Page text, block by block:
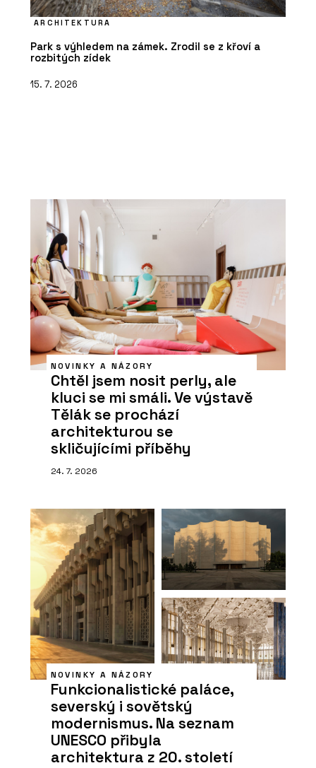
ARCHITEKTURA
Park s výhledem na zámek. Zrodil se z křoví a
rozbitých zídek
15. 7. 2026
NOVINKY A NÁZORY
Chtěl jsem nosit perly, ale
kluci se mi smáli. Ve výstavě
Tělák se prochází
architekturou se
skličujícími příběhy
24. 7. 2026
NOVINKY A NÁZORY
Funkcionalistické paláce,
severský i sovětský
modernismus. Na seznam
UNESCO přibyla
architektura z 20. století